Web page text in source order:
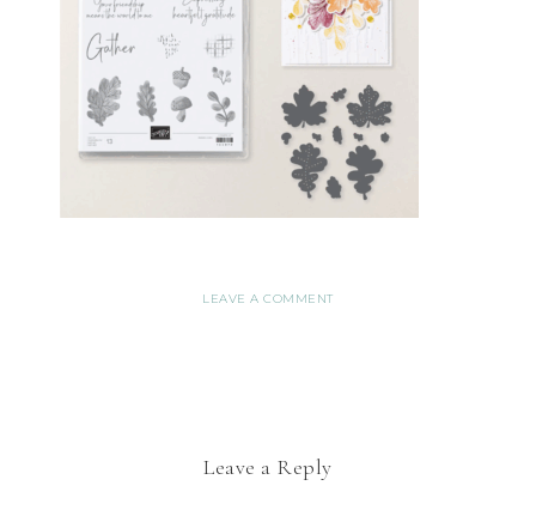
LEAVE A COMMENT
Leave a Reply